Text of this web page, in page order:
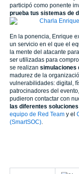
participó como ponente
prueba tus sistemas de
En la ponencia, Enrique
un servicio en el que el
la mente del atacante para
ser utilizadas para
se realizan simulaciones
madurez de la
vulnerabilidades: digital,
patrocinadores del
pudieron contactar con
las diferentes
equipo de Red Team y el
(SmartSOC).